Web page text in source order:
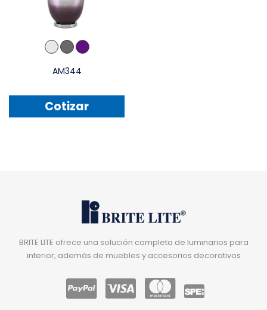
AM344
Cotizar
BRITE LITE ofrece una solución completa de luminarios para
interior; además de muebles y accesorios decorativos